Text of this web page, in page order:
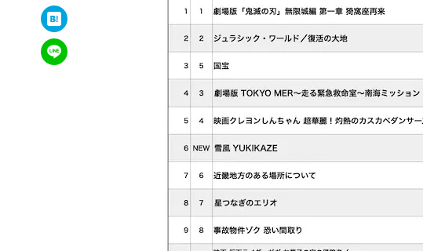
はてなブックマーク
LINEで送る